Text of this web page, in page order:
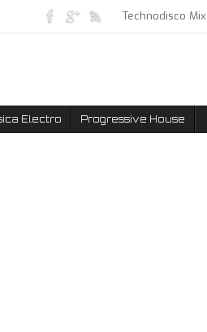
Technodisco Mix
Electro Progressive House